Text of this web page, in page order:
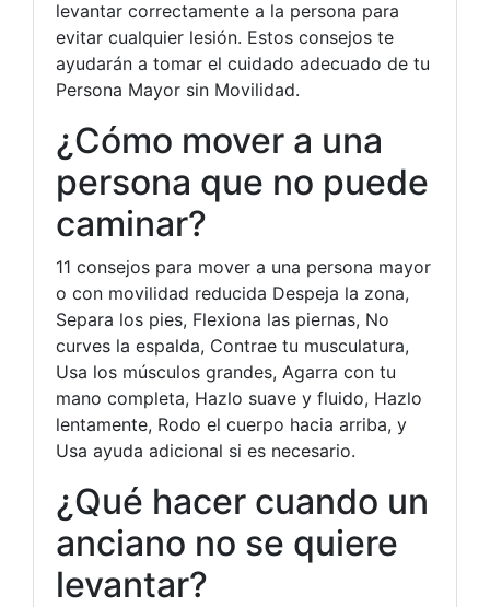
levantar correctamente a la persona para
evitar cualquier lesión. Estos consejos te
ayudarán a tomar el cuidado adecuado de tu
Persona Mayor sin Movilidad.
¿Cómo mover a una
persona que no puede
caminar?
11 consejos para mover a una persona mayor
o con movilidad reducida Despeja la zona,
Separa los pies, Flexiona las piernas, No
curves la espalda, Contrae tu musculatura,
Usa los músculos grandes, Agarra con tu
mano completa, Hazlo suave y fluido, Hazlo
lentamente, Rodo el cuerpo hacia arriba, y
Usa ayuda adicional si es necesario.
¿Qué hacer cuando un
anciano no se quiere
levantar?